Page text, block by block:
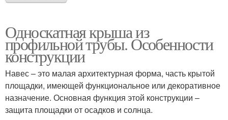
Односкатная крыша из
профильной трубы. Особенности
конструкции
Навес – это малая архитектурная форма, часть крытой
площадки, имеющей функциональное или декоративное
назначение. Основная функция этой конструкции –
защита площадки от осадков и солнца.